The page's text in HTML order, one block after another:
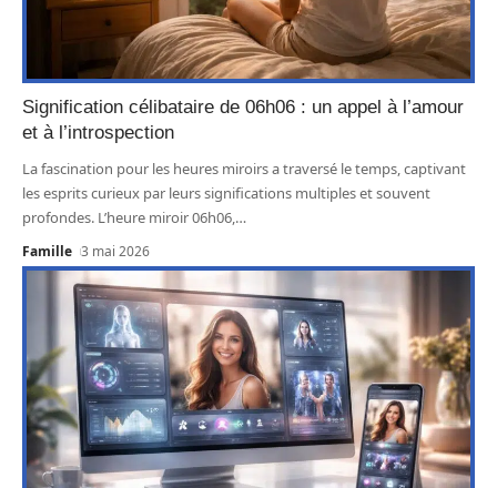
Signification célibataire de 06h06 : un appel à l’amour
et à l’introspection
La fascination pour les heures miroirs a traversé le temps, captivant
les esprits curieux par leurs significations multiples et souvent
profondes. L’heure miroir 06h06,…
Famille 3 mai 2026